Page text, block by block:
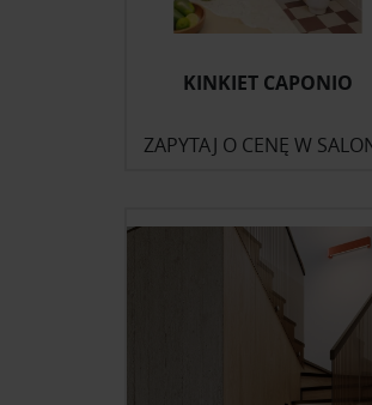
KINKIET CAPONIO
ZAPYTAJ O CENĘ W